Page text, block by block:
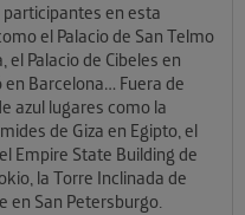
en esta
el Palacio de San Telmo
el Palacio de Cibeles en
en Barcelona… Fuera de
azul lugares como la
de Giza en Egipto, el
Empire State Building de
la Torre Inclinada de
en San Petersburgo.